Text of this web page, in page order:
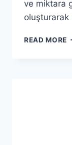
ve miktara
READ MORE